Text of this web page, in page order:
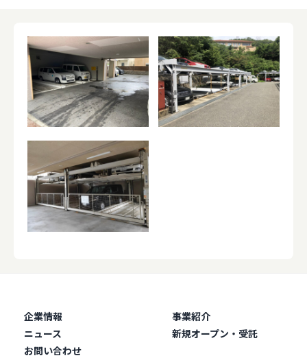
企業情報
事業紹介
ニュース
新規オープン・受託
お問い合わせ